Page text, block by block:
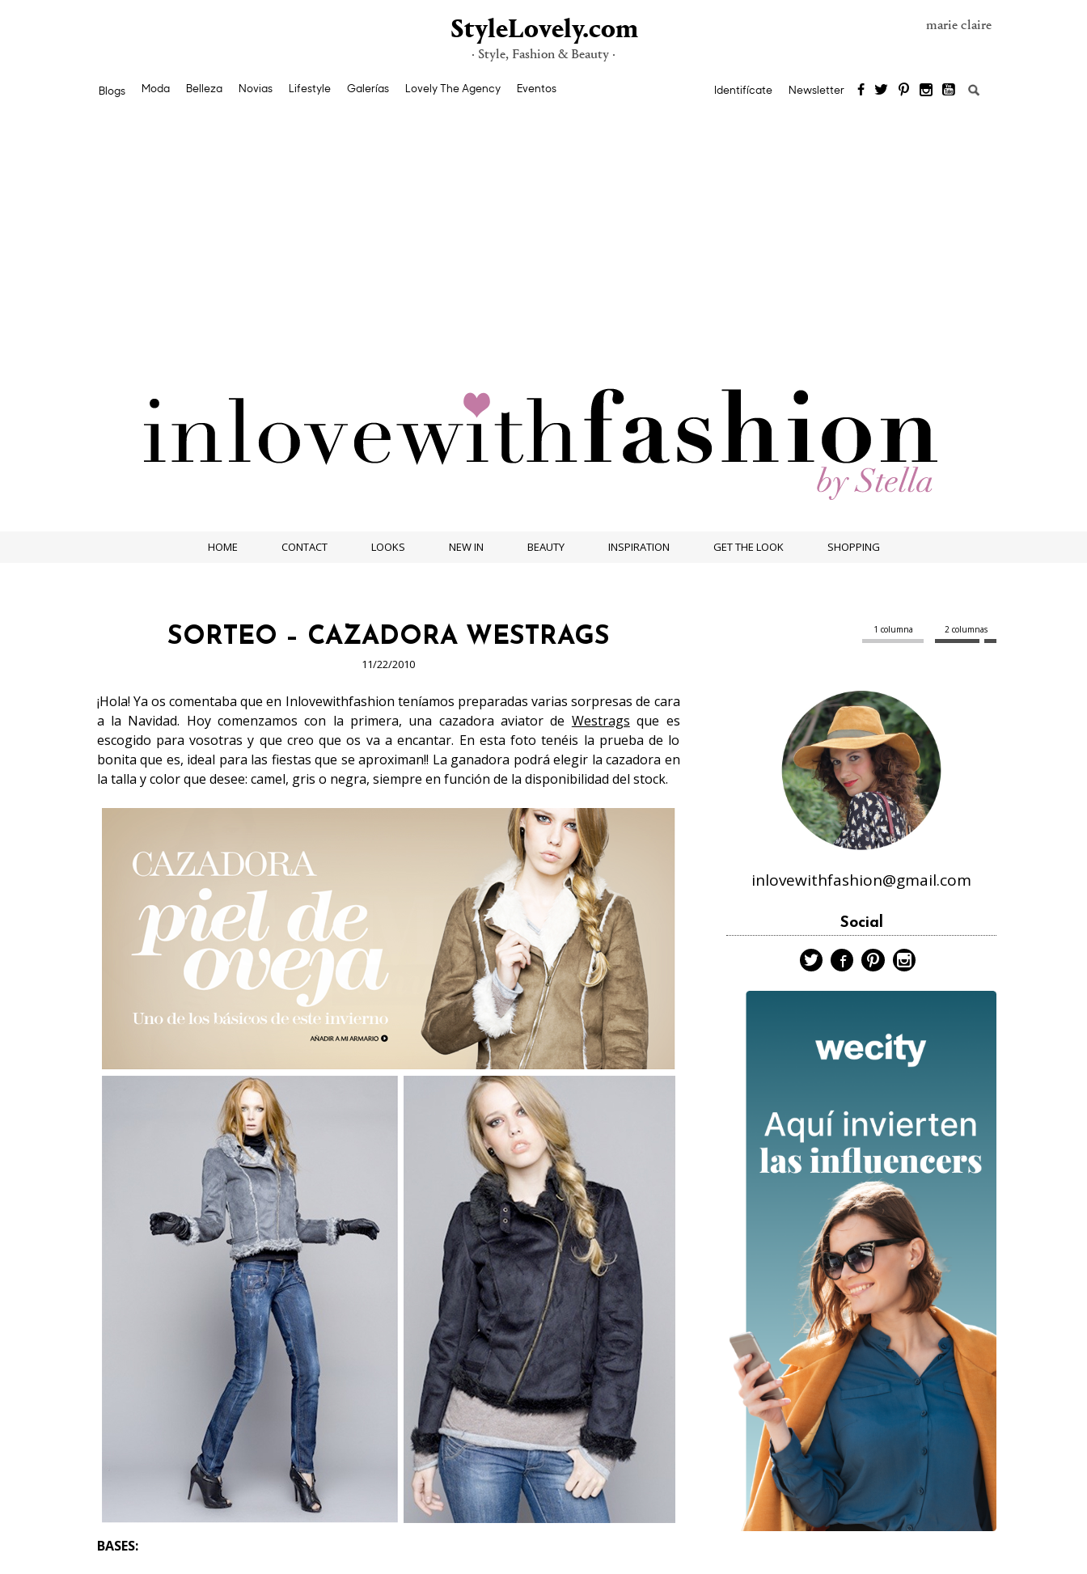
StyleLovely.com
· Style, Fashion & Beauty ·
marie claire
Blogs Moda Belleza Novias Lifestyle Galerías Lovely The Agency Eventos Identifícate Newsletter Buscar:
HOME CONTACT LOOKS NEW IN BEAUTY INSPIRATION GET THE LOOK SHOPPING
SORTEO – CAZADORA WESTRAGS
11/22/2010
¡Hola! Ya os comentaba que en Inlovewithfashion teníamos preparadas varias sorpresas de cara
a la Navidad. Hoy comenzamos con la primera, una cazadora aviator de Westrags que es
escogido para vosotras y que creo que os va a encantar. En esta foto tenéis la prueba de lo
bonita que es, ideal para las fiestas que se aproximan!! La ganadora podrá elegir la cazadora en
la talla y color que desee: camel, gris o negra, siempre en función de la disponibilidad del stock.
BASES:
1 columna 2 columnas
inlovewithfashion@gmail.com
Social